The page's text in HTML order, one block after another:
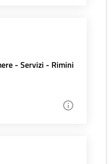
- Servizi - Rimini